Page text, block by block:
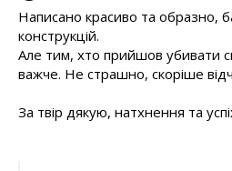
Написано красиво та образно,
конструкцій.
Але тим, хто прийшов убивати
важче. Не страшно, скоріше
За твір дякую, натхнення та